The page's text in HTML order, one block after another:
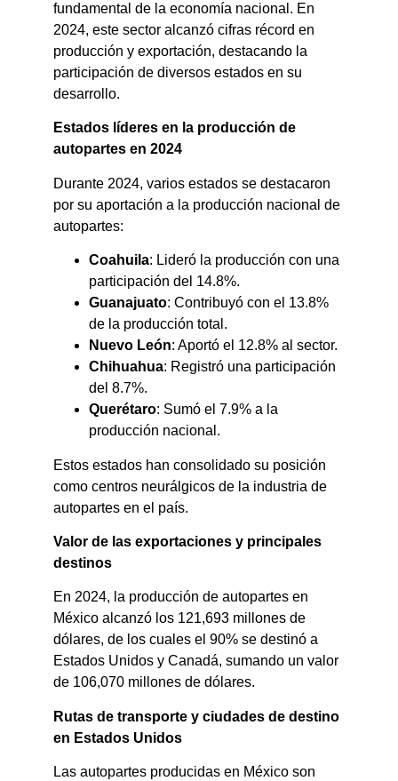
fundamental de la economía nacional. En
2024, este sector alcanzó cifras récord en
producción y exportación, destacando la
participación de diversos estados en su
desarrollo.​
Estados líderes en la producción de
autopartes en 2024
Durante 2024, varios estados se destacaron
por su aportación a la producción nacional de
autopartes:​
Coahuila: Lideró la producción con una
participación del 14.8%.​
Guanajuato: Contribuyó con el 13.8%
de la producción total.
Nuevo León: Aportó el 12.8% al sector.
Chihuahua: Registró una participación
del 8.7%.​
Querétaro: Sumó el 7.9% a la
producción nacional.​
Estos estados han consolidado su posición
como centros neurálgicos de la industria de
autopartes en el país. ​
Valor de las exportaciones y principales
destinos
En 2024, la producción de autopartes en
México alcanzó los 121,693 millones de
dólares, de los cuales el 90% se destinó a
Estados Unidos y Canadá, sumando un valor
de 106,070 millones de dólares. ​
Rutas de transporte y ciudades de destino
en Estados Unidos
Las autopartes producidas en México son